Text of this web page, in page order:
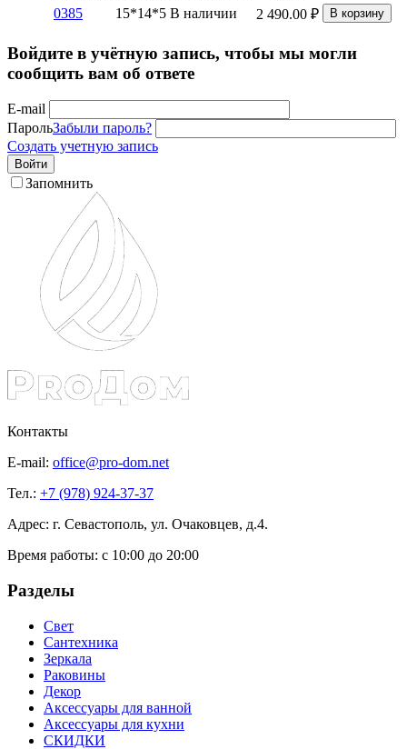
0385
15*14*5 В наличии 2 490.00 ₽ В корзину
Войдите в учётную запись, чтобы мы могли
сообщить вам об ответе
E-mail
ПарольЗабыли пароль?
Создать учетную запись
Войти
Запомнить
Контакты
E-mail: office@pro-dom.net
Тел.: +7 (978) 924-37-37
Адрес: г. Севастополь, ул. Очаковцев, д.4.
Время работы: с 10:00 до 20:00
Разделы
Свет
Сантехника
Зеркала
Раковины
Декор
Аксессуары для ванной
Аксессуары для кухни
СКИДКИ